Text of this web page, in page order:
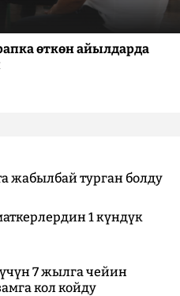
өткөн айылдарда
жабылбай турган болду
1 күндүк
7 жылга чейин
кол койду